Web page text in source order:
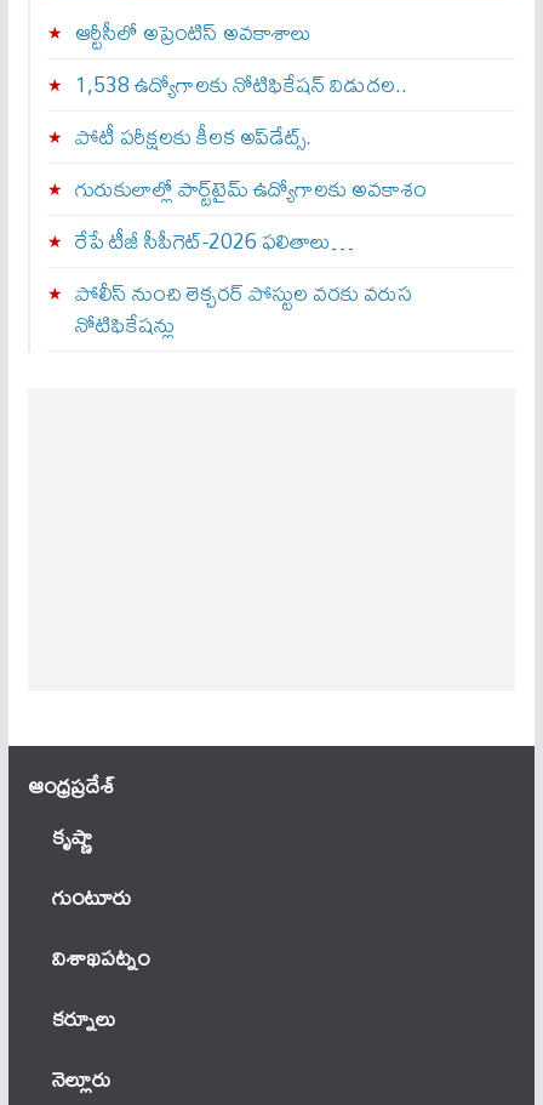
ఆర్టీసీలో అప్రెంటిస్‌ అవకాశాలు
1,538 ఉద్యోగాలకు నోటిఫికేషన్ విడుదల..
పోటీ పరీక్షలకు కీలక అప్‌డేట్స్.
గురుకులాల్లో పార్ట్‌టైమ్ ఉద్యోగాలకు అవకాశం
రేపే టీజీ సీపీగెట్‌-2026 ఫలితాలు…
పోలీస్ నుంచి లెక్చరర్ పోస్టుల వరకు వరుస
నోటిఫికేషన్లు
ఆంధ్ర‌ప్ర‌దేశ్
కృష్ణా
గుంటూరు
విశాఖపట్నం
కర్నూలు
నెల్లూరు